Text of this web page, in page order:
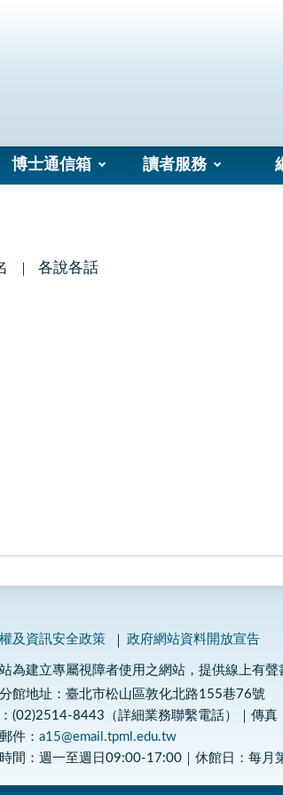
博士通信箱 讀者服務
各說各話
及資訊安全政策 政府網站資料開放宣告
為建立專屬視障者使用之網站，提供線上有
館地址：臺北市松山區敦化北路155巷76號
(02)2514-8443（詳細業務聯繫電話）｜傳
件：a15@email.tpml.edu.tw
間：週一至週日09:00-17:00｜休館日：每月